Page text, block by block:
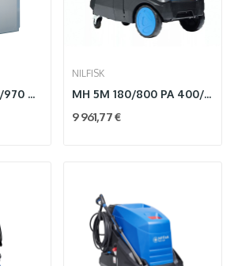
SH TRUCK 5M-180/970 400/3/50 EU
NILFISK
MH 5M 180/800 PA 400/3/50 E12 EU
9 961,77 €